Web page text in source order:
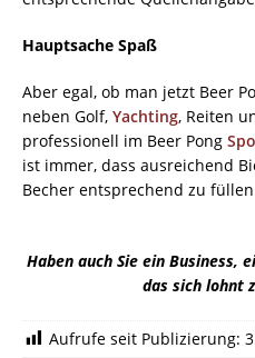
Hauptsache Spaß
Aber egal, ob man jetzt Beer
neben Golf, Yachting, Reiten
professionell im Beer Pong
ist immer, dass ausreichend
Becher entsprechend zu
Haben auch Sie ein Business,
das sich lohnt
Aufrufe seit Publizierung: